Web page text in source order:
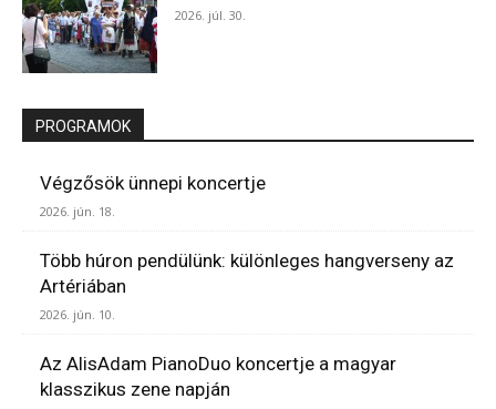
2026. júl. 30.
PROGRAMOK
Végzősök ünnepi koncertje
2026. jún. 18.
Több húron pendülünk: különleges hangverseny az
Artériában
2026. jún. 10.
Az AlisAdam PianoDuo koncertje a magyar
klasszikus zene napján